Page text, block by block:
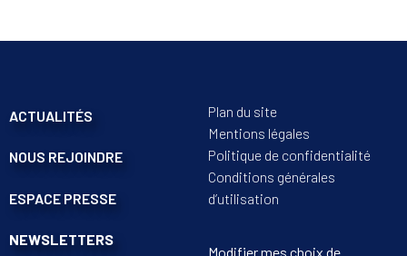
ACTUALITÉS
NOUS REJOINDRE
ESPACE PRESSE
NEWSLETTERS
Plan du site
Mentions légales
Politique de confidentialité
Conditions générales
d’utilisation
Modifier mes choix de